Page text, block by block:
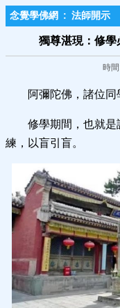
念覺學佛網 : 法師開示
獨尊湛現：修
時
阿彌陀佛，諸位同
修學期間，也就
練，以盲引盲。